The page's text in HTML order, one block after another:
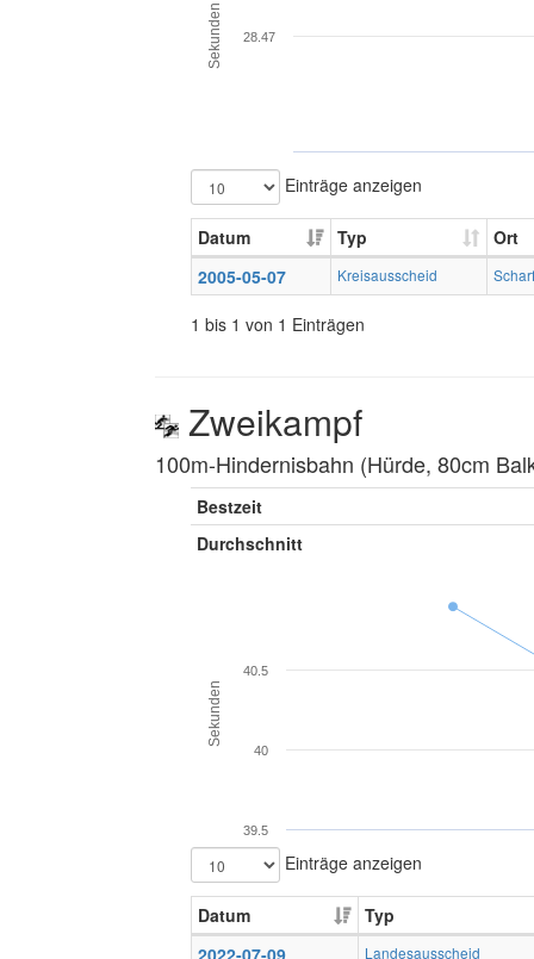
Sekunden 28.47
Einträge anzeigen
Datum Typ
Ort
2005-05-07
Kreisausscheid
1 bis 1 von 1 Einträgen
Zweikampf
100m-Hindernisbahn (Hürde, 80cm
Bestzeit
Durchschnitt
Sekunden
39.5
40
40.5
Einträge anzeigen
Datum
Typ
2022-07-09
Landesausscheid